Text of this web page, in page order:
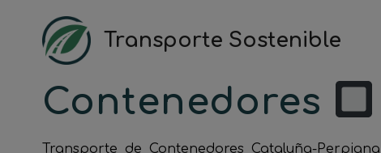
contenido
Transporte Sostenible
Contenedores
Transporte de Contenedores Cataluña-